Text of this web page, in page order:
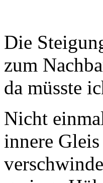
Die
zum
da müsste
Nicht
innere